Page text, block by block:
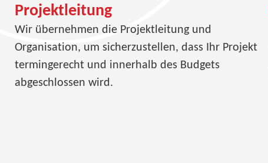
Projektleitung
Wir übernehmen die Projektleitung und
Organisation, um sicherzustellen, dass Ihr Projekt
termingerecht und innerhalb des Budgets
abgeschlossen wird.